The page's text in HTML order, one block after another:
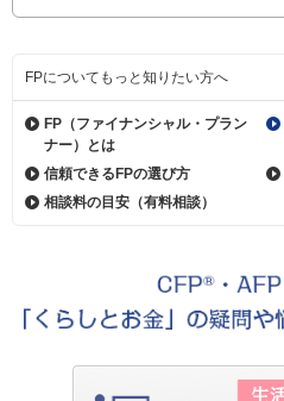
FPについてもっと知りたい方へ
FP（ファイナンシャル・ プラン
ナー）とは
信頼できるFPの選び方
相談料の目安（有料相談）